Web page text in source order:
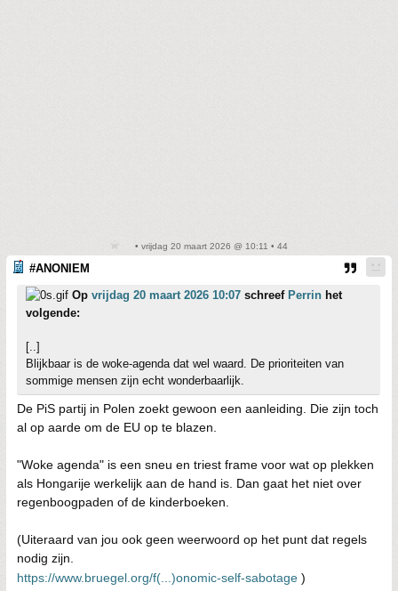
• vrijdag 20 maart 2026 @ 10:11 • 44
#ANONIEM
Op vrijdag 20 maart 2026 10:07 schreef Perrin het
volgende:
[..]
Blijkbaar is de woke-agenda dat wel waard. De prioriteiten van
sommige mensen zijn echt wonderbaarlijk.
De PiS partij in Polen zoekt gewoon een aanleiding. Die zijn toch
al op aarde om de EU op te blazen.
"Woke agenda" is een sneu en triest frame voor wat op plekken
als Hongarije werkelijk aan de hand is. Dan gaat het niet over
regenboogpaden of de kinderboeken.
(Uiteraard van jou ook geen weerwoord op het punt dat regels
nodig zijn.
https://www.bruegel.org/f(...)onomic-self-sabotage )